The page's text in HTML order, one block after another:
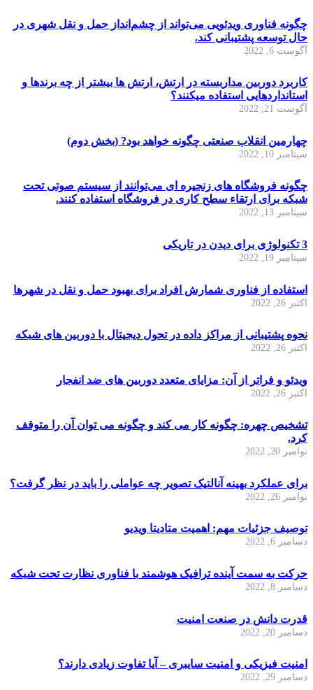
چگونه فناوری ویدئویی می‌تواند از چشم‌انداز حمل و نقل شهری در
حال توسعه پشتیبانی کند.
آگوست 6, 2022
کاربرد دوربین مداربسته در ارتش، ارتش ها بیشتر از چه برندها و
استانداردهایی استفاده میکنند؟
آگوست 21, 2022
چهارمین انقلاب صنعتی چگونه خواهد بود? (بخش دوم)
سپتامبر 10, 2022
چگونه فروشگاه های زنجیره ای می‌توانند از سیستم صوتی تحت
شبکه برای ارتقاء سطح کاری در فروشگاه استفاده کنند.
سپتامبر 13, 2022
3 تکنولوژی برای دیدن در تاریکی
سپتامبر 19, 2022
استفاده از فناوری شمارش افراد برای بهبود حمل و نقل در شهرها
اکتبر 26, 2022
نحوه پشتیبانی از مراکز داده در تحول دیجیتال با دوربین های شبکه
اکتبر 26, 2022
ویدئو و فراتر از آن: مزایای متعدد دوربین های ضد انفجار
اکتبر 26, 2022
تشخیص چهره: چگونه کار می کند و چگونه می توان آن را متوقف
کرد.
نوامبر 20, 2022
برای عملکرد بهینه آنالتیک تصویر چه عواملی را باید در نظر گرفت؟
نوامبر 26, 2022
توصیف جزئیات مهم: اهمیت متادیتا ویدیو
دسامبر 6, 2022
حرکت به سمت آینده ترافیک هوشمند با فناوری نظارت تحت شبکه
دسامبر 8, 2022
قدرت دانش در صنعت امنیت
دسامبر 20, 2022
امنیت فیزیکی و امنیت سایبری – آیا تفاوت زیادی دارند؟
دسامبر 29, 2022